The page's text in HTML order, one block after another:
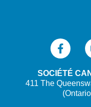
SOCIÉTÉ
411 The